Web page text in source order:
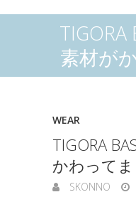
TIGORA
素材が
WEAR
TIGORA
かわって
SKONNO